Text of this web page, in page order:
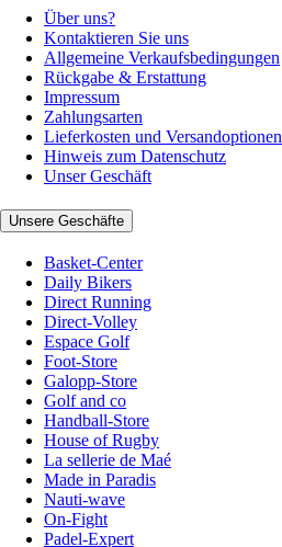
Über uns?
Kontaktieren Sie uns
Allgemeine Verkaufsbedingungen
Rückgabe & Erstattung
Impressum
Zahlungsarten
Lieferkosten und Versandoptionen
Hinweis zum Datenschutz
Unser Geschäft
Unsere Geschäfte
Basket-Center
Daily Bikers
Direct Running
Direct-Volley
Espace Golf
Foot-Store
Galopp-Store
Golf and co
Handball-Store
House of Rugby
La sellerie de Maé
Made in Paradis
Nauti-wave
On-Fight
Padel-Expert